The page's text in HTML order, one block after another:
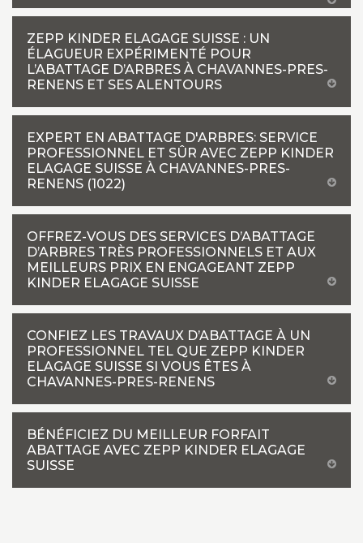
ZEPP KINDER ELAGAGE SUISSE : UN
ÉLAGUEUR EXPÉRIMENTÉ POUR
L’ABATTAGE D’ARBRES À CHAVANNES-PRES-
RENENS ET SES ALENTOURS
EXPERT EN ABATTAGE D'ARBRES: SERVICE
PROFESSIONNEL ET SÛR AVEC ZEPP KINDER
ELAGAGE SUISSE À CHAVANNES-PRES-
RENENS (1022)
OFFREZ-VOUS DES SERVICES D’ABATTAGE
D’ARBRES TRÈS PROFESSIONNELS ET AUX
MEILLEURS PRIX EN ENGAGEANT ZEPP
KINDER ELAGAGE SUISSE
CONFIEZ LES TRAVAUX D’ABATTAGE À UN
PROFESSIONNEL TEL QUE ZEPP KINDER
ELAGAGE SUISSE SI VOUS ÊTES À
CHAVANNES-PRES-RENENS
BÉNÉFICIEZ DU MEILLEUR FORFAIT
ABATTAGE AVEC ZEPP KINDER ELAGAGE
SUISSE